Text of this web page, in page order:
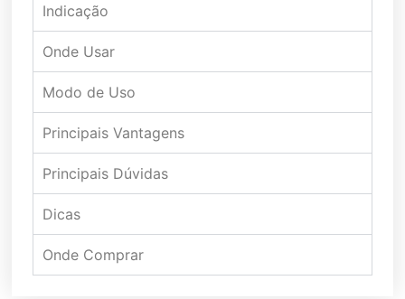
Indicação
Onde Usar
Modo de Uso
Principais Vantagens
Principais Dúvidas
Dicas
Onde Comprar